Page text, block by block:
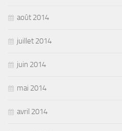
août 2014
juillet 2014
juin 2014
mai 2014
avril 2014